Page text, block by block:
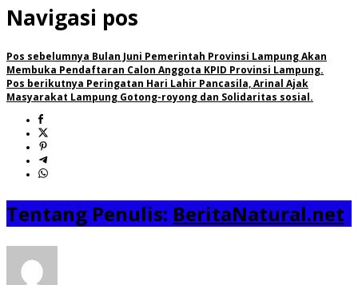
Navigasi pos
Pos sebelumnya Bulan Juni Pemerintah Provinsi Lampung Akan
Membuka Pendaftaran Calon Anggota KPID Provinsi Lampung.
Pos berikutnya Peringatan Hari Lahir Pancasila, Arinal Ajak
Masyarakat Lampung Gotong-royong dan Solidaritas sosial.
Tentang Penulis: BeritaNatural.net